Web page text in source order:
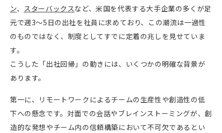
ン、 スターバックスなど、米国を代表する大手企業の多くが足
元で週3〜5日の出社を社員に求めており、この潮流は一過性
のものではなく、制度としてすでに定着の兆しを見せていま
す。
こうした「出社回帰」の動きには、いくつかの明確な背景が
あります。
第一に、リモートワークによるチームの生産性や創造性の低
下への懸念です。対面での会話やブレインストーミングが、創
造的な発想やチーム内の信頼構築において不可欠であるとい